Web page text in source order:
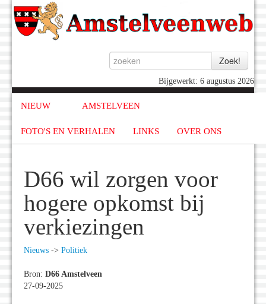
Bijgewerkt: 6 augustus 2026
NIEUW AMSTELVEEN
FOTO'S EN VERHALEN LINKS OVER ONS
D66 wil zorgen voor
hogere opkomst bij
verkiezingen
Nieuws -> Politiek
Bron: D66 Amstelveen
27-09-2025